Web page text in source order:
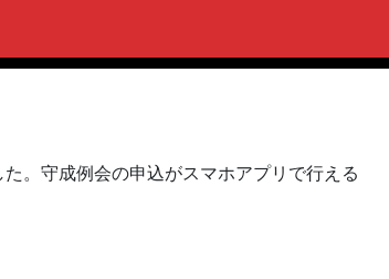
。守成例会の申込がスマホアプリで行える